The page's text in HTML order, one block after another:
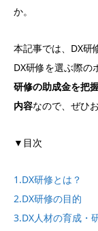
か。
本記事では、DX研
DX研修を選ぶ際の
研修の助成金を把
内容なので、ぜひ
▼目次
1.DX研修とは？
2.DX研修の目的
3.DX人材の育成・